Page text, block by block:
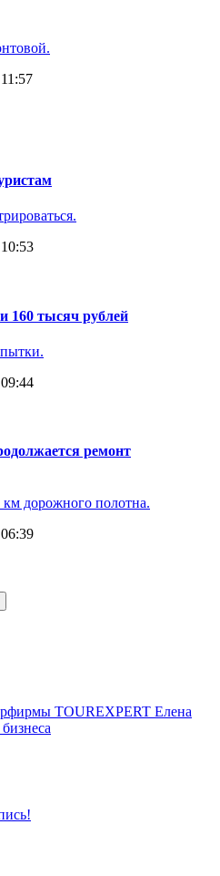
160 тысяч рублей
ремонт
дорожного полотна.
TOUREXPERT Елена